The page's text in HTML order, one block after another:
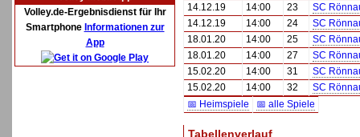
Volley.de-Ergebnisdienst für Ihr
Smartphone Informationen zur
App
14.12.19
14:00 23
SC
14.12.19
14:00 24
SC
18.01.20
14:00 25
SC
18.01.20
14:00 27
SC
15.02.20
14:00 31
SC
15.02.20
14:00 32
SC
📅 Heimspiele
📅 alle Spiele
Tabellenverlauf